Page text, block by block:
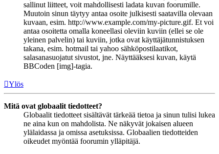
sallinut liitteet, voit mahdollisesti ladata kuvan foorumille.
Muutoin sinun täytyy antaa osoite julkisesti saatavilla olevaan
kuvaan, esim. http://www.example.com/my-picture.gif. Et voi
antaa osoitetta omalla koneellasi oleviin kuviin (ellei se ole
yleinen palvelin) tai kuviin, jotka ovat käyttäjätunnistuksen
takana, esim. hotmail tai yahoo sähköpostilaatikot,
salasanasuojatut sivustot, jne. Näyttääksesi kuvan, käytä
BBCoden [img]-tagia.
Ylös
Mitä ovat globaalit tiedotteet?
Globaalit tiedotteet sisältävät tärkeää tietoa ja sinun tulisi lukea
ne aina kun on mahdolista. Ne näkyvät jokaisen alueen
ylälaidassa ja omissa asetuksissa. Globaalien tiedotteiden
oikeudet myöntää foorumin ylläpitäjä.